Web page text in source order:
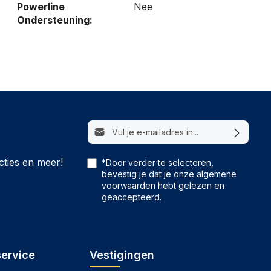
Powerline
Ondersteuning:
Nee
en meer!
E-mailadres*
*Door verder te selecteren,
bevestig je dat je onzealgemene
voorwaarden hebt gelezen en
geaccepteerd.
Vestigingen